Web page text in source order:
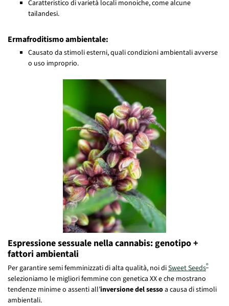
Caratteristico di varietà locali monoiche, come alcune
tailandesi.
Ermafroditismo ambientale:
Causato da stimoli esterni, quali condizioni ambientali avverse
o uso improprio.
Espressione sessuale nella cannabis: genotipo +
fattori ambientali
Per garantire semi femminizzati di alta qualità, noi diSweet Seeds®
selezioniamo le migliori femmine con genetica XX e che mostrano
tendenze minime o assenti all’inversione del sessoa causa di stimoli
ambientali.